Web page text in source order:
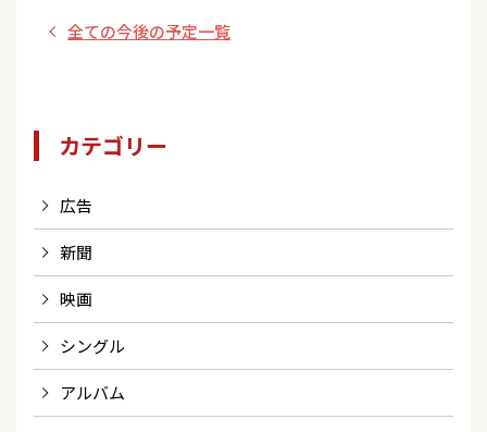
全ての今後の予定一覧
カテゴリー
広告
新聞
映画
シングル
アルバム